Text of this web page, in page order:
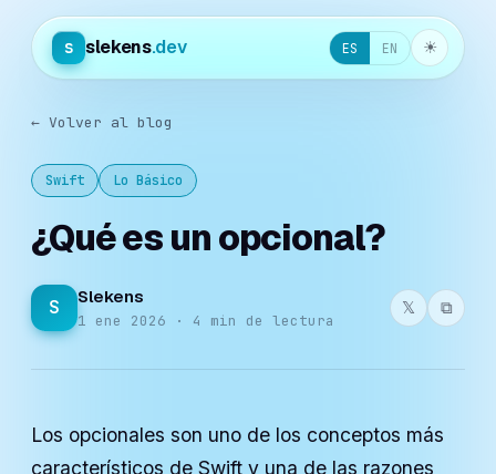
s slekens.dev ES EN ☀︎
← Volver al blog
Swift Lo Básico
¿Qué es un opcional?
S Slekens
1 ene 2026 · 4 min de lectura
𝕏 ⧉
Los opcionales son uno de los conceptos más
característicos de Swift y una de las razones